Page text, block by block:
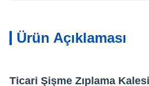
Ürün Açıklaması
Ticari Şişme Zıplama